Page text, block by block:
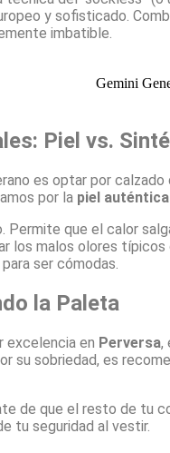
y sofisticado.
imbatible.
Piel vs.
es optar por
por la piel
Permite que el calor
los malos olores
ser cómodas.
la Paleta
excelencia en Perversa,
su sobriedad, es
de que el resto de tu
tu seguridad al vestir.